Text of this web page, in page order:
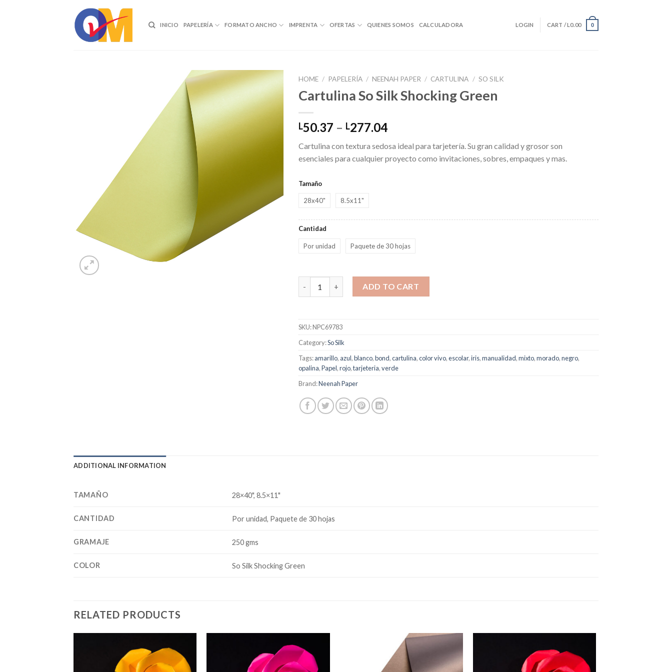
INICIO PAPELERÍA FORMATO ANCHO IMPRENTA OFERTAS QUIENES SOMOS CALCULADORA LOGIN CART /L0.00 0
HOME / PAPELERÍA / NEENAH PAPER / CARTULINA / SO SILK
Cartulina So Silk Shocking Green
L50.37 – L277.04Price
L50.37
through
Cartulina con textura sedosa ideal para tarjetería. Su gran calidad y grosor son
esenciales para cualquier proyecto como invitaciones, sobres, empaques y mas.
Tamaño
28x40" 8.5x11"
Cantidad
Por unidad Paquete de 30 hojas
Cartulina So Silk Shocking Green quantity
ADD TO CART
SKU:NPC69783
Category:So Silk
Tags:amarillo, azul,blanco,bond,cartulina,color vivo,escolar,iris,manualidad,mixto,morado,negro,
opalina,Papel,rojo,tarjeteria,verde
Brand:Neenah Paper
ADDITIONAL INFORMATION
TAMAÑO 28×40", 8.5×11"
CANTIDAD Por unidad, Paquete de 30 hojas
GRAMAJE 250 gms
COLOR So Silk Shocking Green
RELATED PRODUCTS